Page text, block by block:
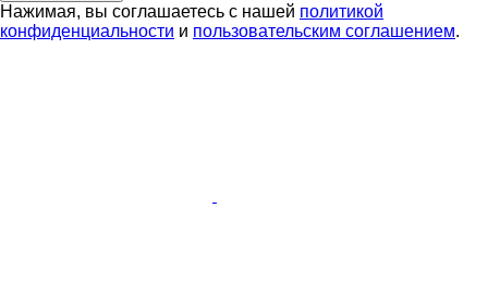
Нажимая, вы соглашаетесь с нашей политикой
конфиденциальности и пользовательским соглашением.